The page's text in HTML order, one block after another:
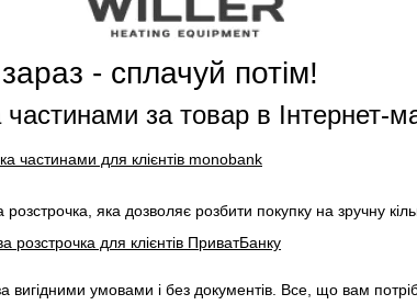
- сплачуй потім!
за товар в Інтернет-
частинами для клієнтів monobank
розстрочка, яка дозволяє розбити покупку на зручну
розстрочка для клієнтів ПриватБанку
вигідними умовами і без документів. Все, що вам